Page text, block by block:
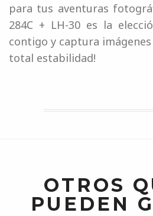
para tus aventuras
284C + LH-30 es la
contigo y captura
total estabilidad!
OTROS
PUEDEN